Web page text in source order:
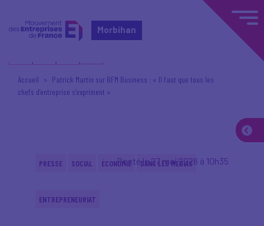
Morbihan
Accueil
Patrick Martin sur BFM Business : « Il faut que tous les
chefs d’entreprise s’expriment »
Posté le 27 mai 2026 à 10h35
PRESSE SOCIAL ÉCONOMIE DANS LES MÉDIAS
ENTREPRENEURIAT